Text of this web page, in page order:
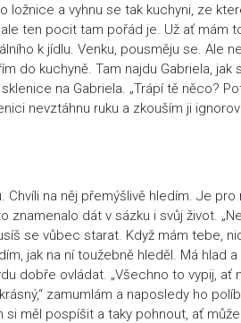
a vyhnu se tak kuchyni, ze
ten pocit tam pořád je. Už ať mám
k jídlu. Venku, pousměju se. Ale
do kuchyně. Tam najdu Gabriela, jak
na Gabriela. „Trápí tě něco?
nevztáhnu ruku a zkouším ji
na něj přemýšlivě hledím. Je pro
znamenalo dát v sázku i svůj život.
se vůbec starat. Když mám tebe,
jak na ní toužebně hleděl. Má hlad
dobře ovládat. „Všechno to vypij, ať
zamumlám a naposledy ho
měl pospíšit a taky pohnout, ať